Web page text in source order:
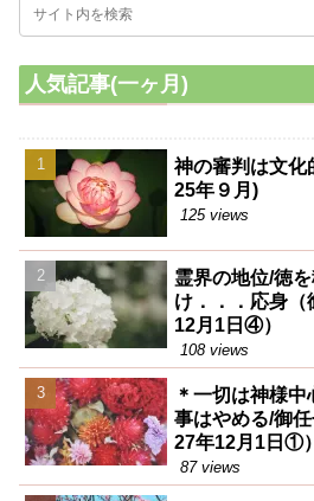
人気記事(一ヶ月)
神の審判は文化
25年９月)
125 views
霊界の地位/徳
け．．．応身（
12月1日④）
108 views
＊一切は神様
事はやめる/御
27年12月1日①）
87 views